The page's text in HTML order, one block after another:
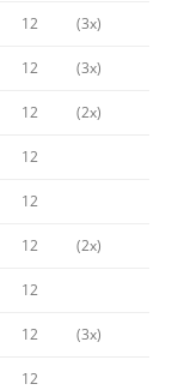
12 (3x)
12 (3x)
12 (2x)
12
12
12 (2x)
12
12 (3x)
12